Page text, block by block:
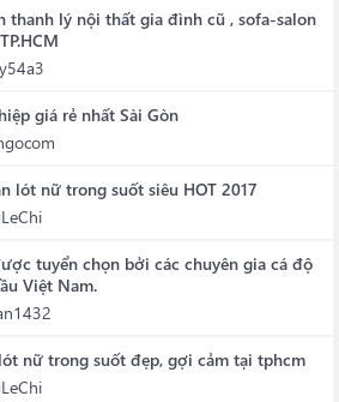
thanh lý nội thất gia đình cũ , sofa-salon
giá rẻ nhất Sài Gòn
lót nữ trong suốt siêu HOT 2017
tuyển chọn bởi các chuyên gia cá độ
Việt Nam.
nữ trong suốt đẹp, gợi cảm tại tphcm